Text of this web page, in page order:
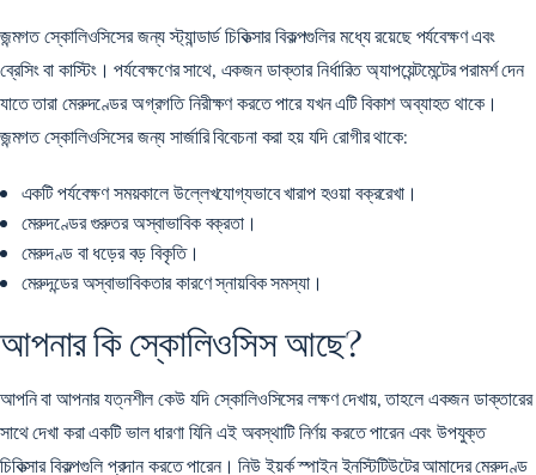
জন্মগত স্কোলিওসিসের জন্য স্ট্যান্ডার্ড চিকিত্সার বিকল্পগুলির মধ্যে রয়েছে পর্যবেক্ষণ এবং
ব্রেসিং বা কাস্টিং। পর্যবেক্ষণের সাথে, একজন ডাক্তার নির্ধারিত অ্যাপয়েন্টমেন্টের পরামর্শ দেন
যাতে তারা মেরুদণ্ডের অগ্রগতি নিরীক্ষণ করতে পারে যখন এটি বিকাশ অব্যাহত থাকে।
জন্মগত স্কোলিওসিসের জন্য সার্জারি বিবেচনা করা হয় যদি রোগীর থাকে:
একটি পর্যবেক্ষণ সময়কালে উল্লেখযোগ্যভাবে খারাপ হওয়া বক্ররেখা।
মেরুদণ্ডের গুরুতর অস্বাভাবিক বক্রতা।
মেরুদণ্ড বা ধড়ের বড় বিকৃতি।
মেরুদন্ডের অস্বাভাবিকতার কারণে স্নায়বিক সমস্যা।
আপনার কি স্কোলিওসিস আছে?
আপনি বা আপনার যত্নশীল কেউ যদি স্কোলিওসিসের লক্ষণ দেখায়, তাহলে একজন ডাক্তারের
সাথে দেখা করা একটি ভাল ধারণা যিনি এই অবস্থাটি নির্ণয় করতে পারেন এবং উপযুক্ত
চিকিত্সার বিকল্পগুলি প্রদান করতে পারেন। নিউ ইয়র্ক স্পাইন ইনস্টিটিউটের আমাদের মেরুদণ্ড